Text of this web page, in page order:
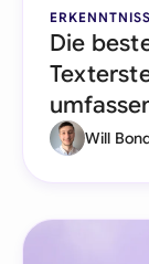
Die
Will